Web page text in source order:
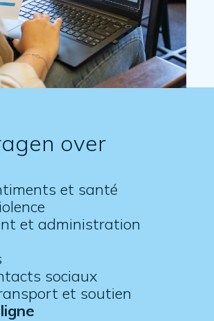
over
et santé
et administration
sociaux
et soutien